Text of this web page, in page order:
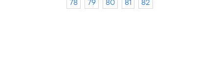
78
79 80 81 82